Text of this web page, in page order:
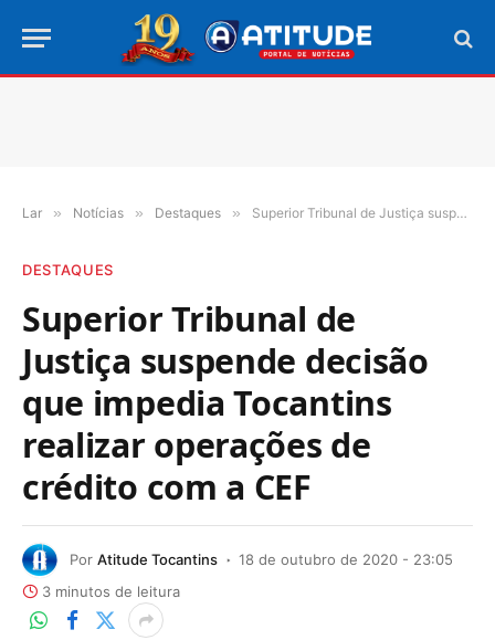
Lar » Notícias » Destaques » Superior Tribunal de Justiça suspende decisão que impedia Tocantins realizar operações de crédito com a CEF
DESTAQUES
Superior Tribunal de
Justiça suspende decisão
que impedia Tocantins
realizar operações de
crédito com a CEF
Por Atitude Tocantins
18 de outubro de 2020 - 23:05
3 minutos de leitura